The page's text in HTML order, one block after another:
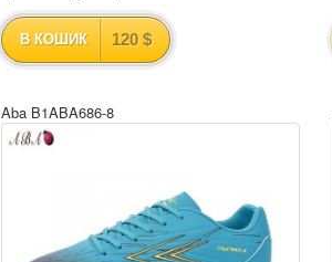
В КОШИК 120 $
Aba B1ABA686-8